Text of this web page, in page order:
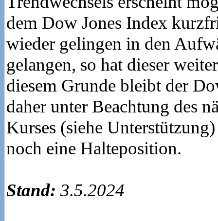
dem Dow Jones Index
wieder gelingen in den
gelangen, so hat dieser
diesem Grunde bleibt der
daher unter Beachtung des
Kurses (siehe
noch eine Halteposition.
Stand: 3.5.2024